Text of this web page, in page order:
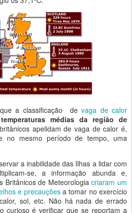
que a classificação devaga de calor
médias da região de
apelidam de vaga de calor é,
no mesmo período de tempo, uma
a inabilidade das Ilhas a lidar com
se, a informação abunda e,
Britânicos de Meteorologiacriaram um
e precauçõesa tomar no exercício
sol, etc. Não há nada de errado
curioso é verificar que se reportam a